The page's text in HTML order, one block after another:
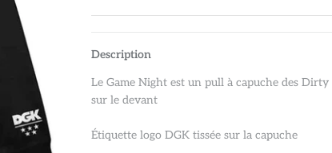
Description
Le Game Night est un pull à capuche des
sur le devant
Étiquette logo DGK tissée sur la capuche